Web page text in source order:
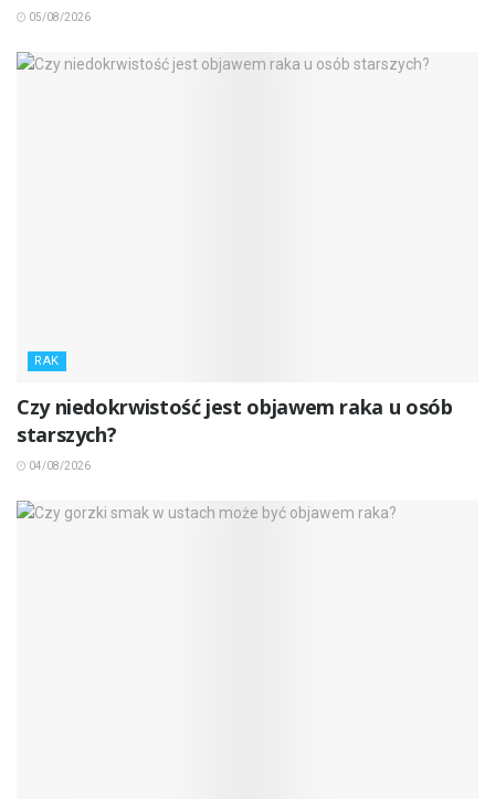
05/08/2026
RAK
Czy niedokrwistość jest objawem raka u osób
starszych?
04/08/2026